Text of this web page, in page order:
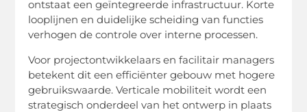
ontstaat een geïntegreerde infrastructuur. Korte
looplijnen en duidelijke scheiding van functies
verhogen de controle over interne processen.
Voor projectontwikkelaars en facilitair managers
betekent dit een efficiënter gebouw met hogere
gebruikswaarde. Verticale mobiliteit wordt een
strategisch onderdeel van het ontwerp in plaats